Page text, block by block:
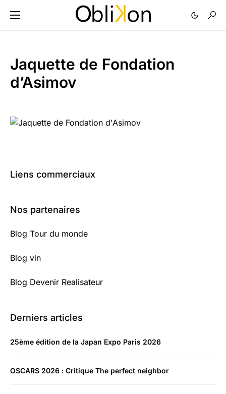
Jaquette de Fondation
d’Asimov
Liens commerciaux
Nos partenaires
Blog Tour du monde
Blog vin
Blog Devenir Realisateur
Derniers articles
25ème édition de la Japan Expo Paris 2026
OSCARS 2026 : Critique The perfect neighbor